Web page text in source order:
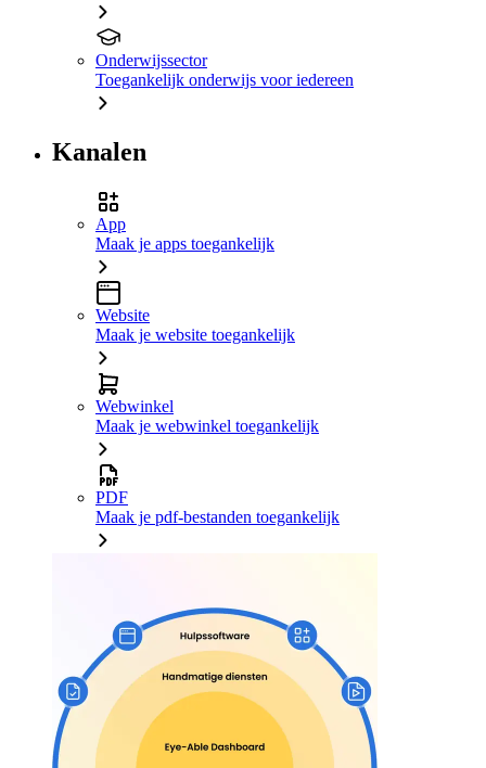
Onderwijssector
Toegankelijk onderwijs voor iedereen
Kanalen
App
Maak je apps toegankelijk
Website
Maak je website toegankelijk
Webwinkel
Maak je webwinkel toegankelijk
PDF
Maak je pdf-bestanden toegankelijk